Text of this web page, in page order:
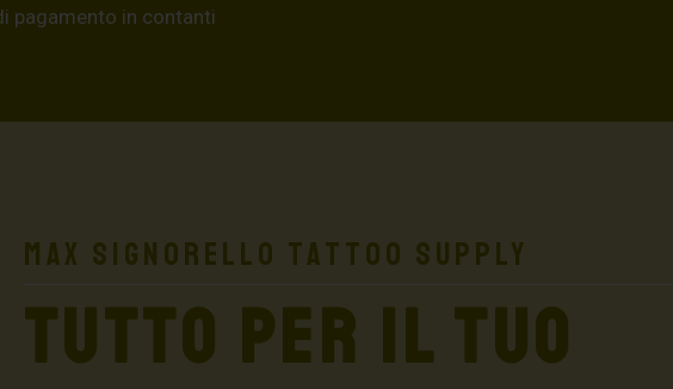
pagamento in contanti
Max Signorello Tattoo Supply
TUTTO PER IL TUO